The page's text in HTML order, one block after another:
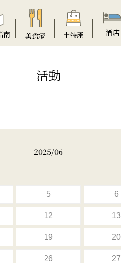
南 美食家 土特產 酒店
活動
2025/06
5 6
12 13
19 20
26 27